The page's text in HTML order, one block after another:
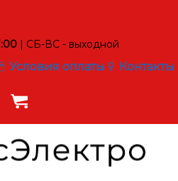
| СБ-ВС - выходной
Условия оплаты Контакты